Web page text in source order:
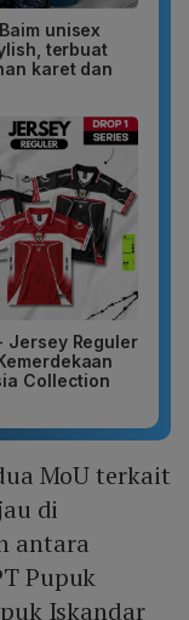
unisex
terbuat
karet dan
- Jersey Reguler
Collection
MoU terkait
di
antara
Pupuk
Iskandar